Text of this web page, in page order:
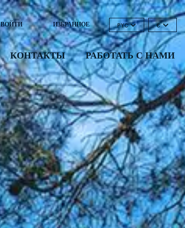
ВОЙТИ ИЗБРАННОЕ PYC €
КОНТАКТЫ РАБОТАТЬ С НАМИ